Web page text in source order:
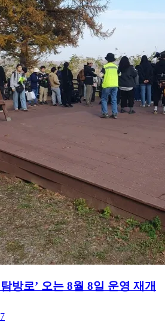
방로’ 오는 8월 8일 운영 재개